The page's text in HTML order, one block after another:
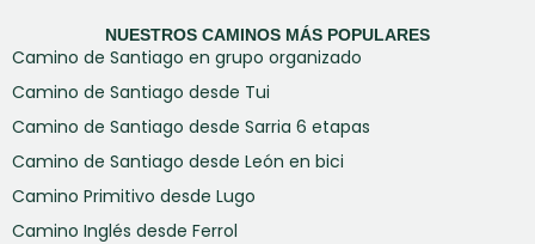
NUESTROS CAMINOS MÁS POPULARES
Camino de Santiago en grupo organizado
Camino de Santiago desde Tui
Camino de Santiago desde Sarria 6 etapas
Camino de Santiago desde León en bici
Camino Primitivo desde Lugo
Camino Inglés desde Ferrol